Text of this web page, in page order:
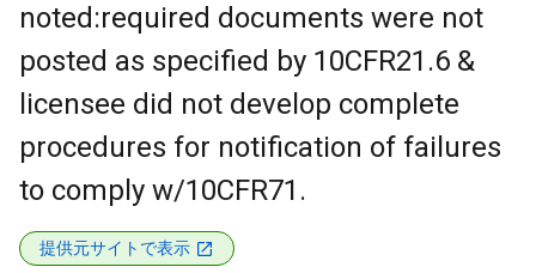
noted:required documents were not
posted as specified by 10CFR21.6 &
licensee did not develop complete
procedures for notification of failures
to comply w/10CFR71.
提供元サイトで表示